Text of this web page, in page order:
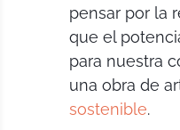
pensar por la
que el
para nuestra
una obra de
sostenible.